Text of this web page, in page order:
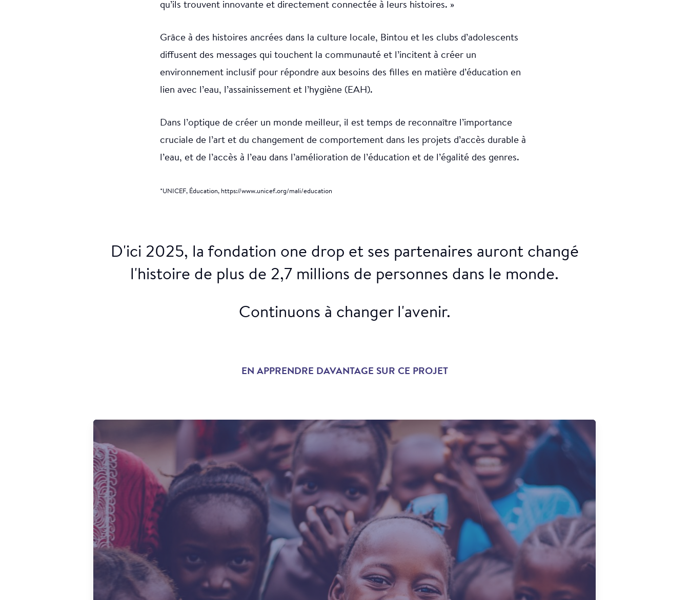
qu’ils trouvent innovante et directement connectée à leurs histoires. »
Grâce à des histoires ancrées dans la culture locale, Bintou et les clubs d’adolescents
diffusent des messages qui touchent la communauté et l’incitent à créer un
environnement inclusif pour répondre aux besoins des filles en matière d’éducation en
lien avec l’eau, l’assainissement et l’hygiène (EAH).
Dans l’optique de créer un monde meilleur, il est temps de reconnaître l’importance
cruciale de l’art et du changement de comportement dans les projets d’accès durable à
l’eau, et de l’accès à l’eau dans l’amélioration de l’éducation et de l’égalité des genres.
*UNICEF, Éducation, https://www.unicef.org/mali/education
D'ici 2025, la fondation one drop et ses partenaires auront changé
l'histoire de plus de 2,7 millions de personnes dans le monde.
Continuons à changer l'avenir.
EN APPRENDRE DAVANTAGE SUR CE PROJET